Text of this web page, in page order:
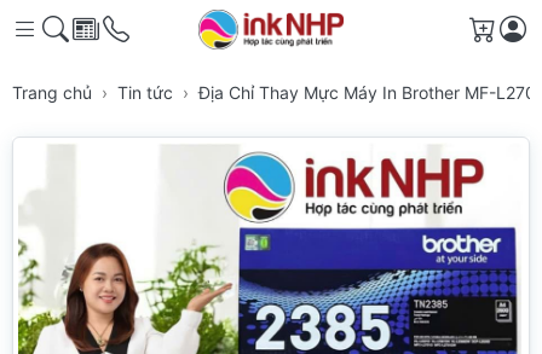
Giỏ
Trang chủ Tin tức Địa Chỉ Thay Mực Máy In Brother MF-